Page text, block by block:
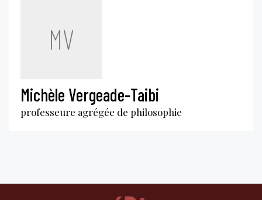
MV
Michèle Vergeade-Taibi
professeure agrégée de philosophie